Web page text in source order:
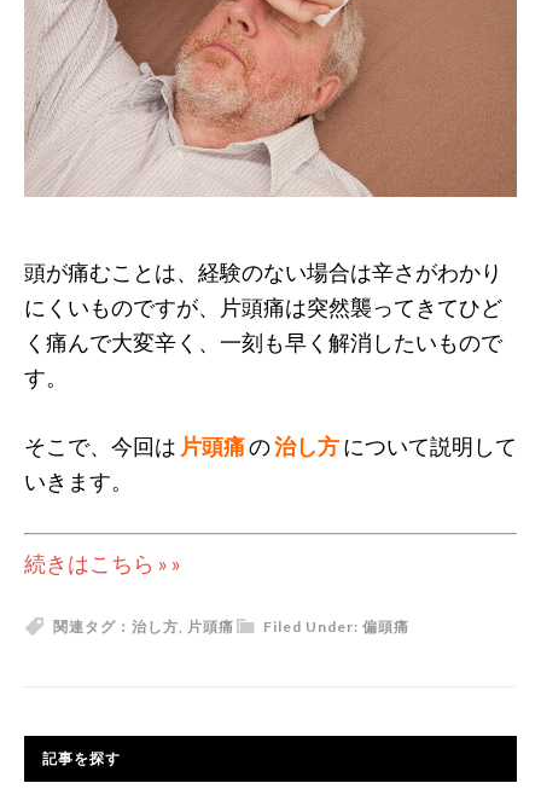
頭が痛むことは、経験のない場合は辛さがわかり
にくいものですが、片頭痛は突然襲ってきてひど
く痛んで大変辛く、一刻も早く解消したいもので
す。
そこで、今回は 片頭痛の治し方について説明して
いきます。
続きはこちら » »
Filed Under: 偏頭痛
関連タグ： 治し方, 片頭痛
記事を探す